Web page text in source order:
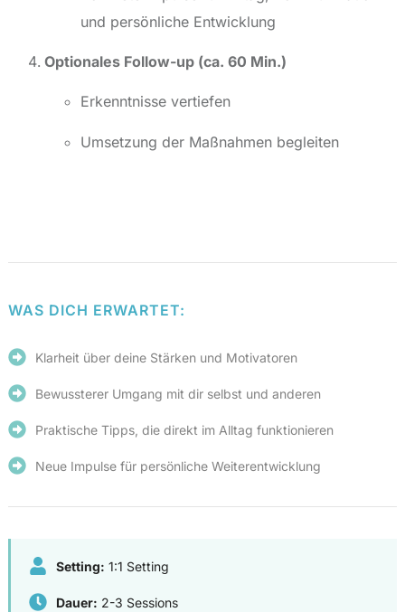
und persönliche Entwicklung
Optionales Follow-up (ca. 60 Min.)
Erkenntnisse vertiefen
Umsetzung der Maßnahmen begleiten
WAS DICH ERWARTET:
Klarheit über deine Stärken und Motivatoren
Bewussterer Umgang mit dir selbst und anderen
Praktische Tipps, die direkt im Alltag funktionieren
Neue Impulse für persönliche Weiterentwicklung
Setting: 1:1 Setting
Dauer: 2-3 Sessions